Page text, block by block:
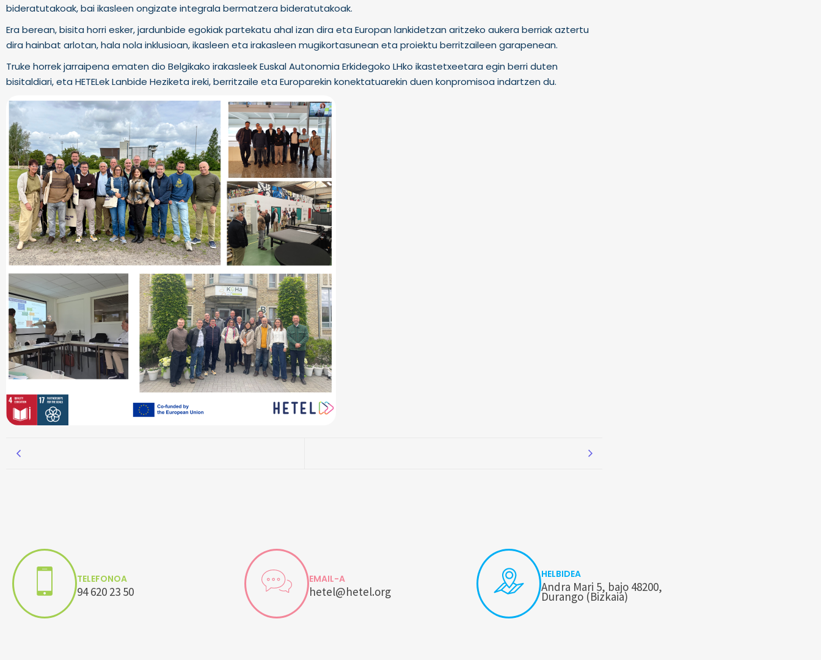
bideratutakoak, bai ikasleen ongizate integrala bermatzera bideratutakoak.
Era berean, bisita horri esker, jardunbide egokiak partekatu ahal izan dira eta Europan lankidetzan aritzeko aukera berriak aztertu
dira hainbat arlotan, hala nola inklusioan, ikasleen eta irakasleen mugikortasunean eta proiektu berritzaileen garapenean.
Truke horrek jarraipena ematen dio Belgikako irakasleek Euskal Autonomia Erkidegoko LHko ikastetxeetara egin berri duten
bisitaldiari, eta HETELek Lanbide Heziketa ireki, berritzaile eta Europarekin konektatuarekin duen konpromisoa indartzen du.
TELEFONOA
94 620 23 50
EMAIL-A
hetel@hetel.org
HELBIDEA
Andra Mari 5, bajo 48200,
Durango (Bizkaia)